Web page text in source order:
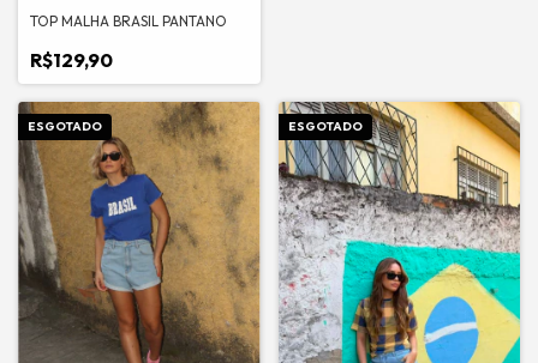
TOP MALHA BRASIL PANTANO
R$129,90
ESGOTADO ESGOTADO